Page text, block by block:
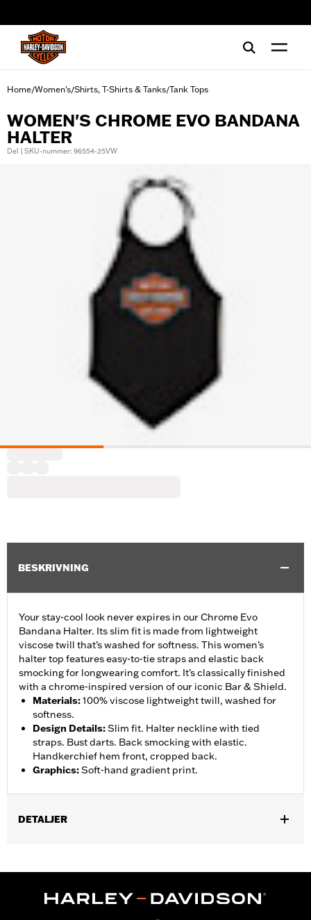
Home/Women's/Shirts, T-Shirts & Tanks/Tank Tops
WOMEN'S CHROME EVO BANDANA
HALTER
Del | SKU-nummer: 96554-25VW
BESKRIVNING
Your stay-cool look never expires in our Chrome Evo
Bandana Halter. Its slim fit is made from lightweight
viscose twill that’s washed for softness. This women’s
halter top features easy-to-tie straps and elastic back
smocking for longwearing comfort. It’s classically finished
with a chrome-inspired version of our iconic Bar & Shield.
Materials:100% viscose lightweight twill, washed for
softness.
Design Details:Slim fit. Halter neckline with tied
straps. Bust darts. Back smocking with elastic.
Handkerchief hem front, cropped back.
Graphics:Soft-hand gradient print.
DETALJER
WARRANTY:2 year limited warranty – Go towww.h-
Imported